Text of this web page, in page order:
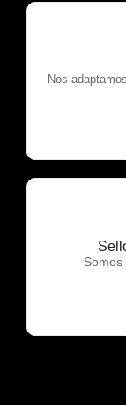
Nos
Somos